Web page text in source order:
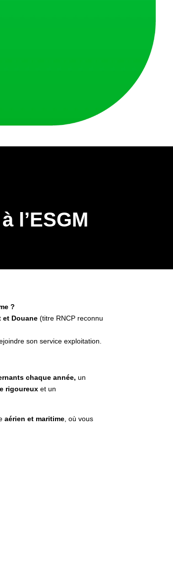
l’ESGM
?
et Douane (titre RNCP reconnu
son service exploitation.
chaque année, un
rigoureuxet un
aérien et maritime , où vous